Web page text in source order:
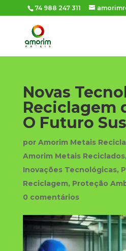
74 988 247 311
Novas
Reciclagem
O Futuro
por Amorim Metais
Amorim Metais Reciclados,
Inovações Tecnológicas,
Reciclagem, Proteção
0 comentários